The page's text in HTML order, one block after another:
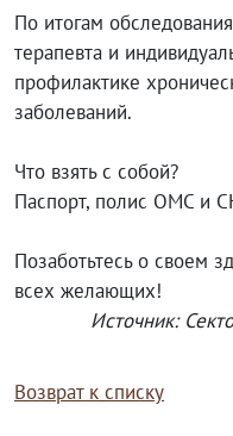
По итогам
терапевта и
профилактике
заболеваний.
Что взять с собой?
Паспорт, полис ОМС и
Позаботьтесь о своем
всех желающих!
Источник:
Возврат к списку